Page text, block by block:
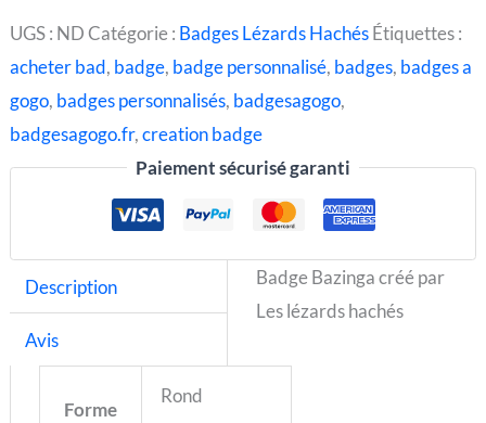
UGS : NDCatégorie : Badges Lézards HachésÉtiquettes :
acheter bad, badge, badge personnalisé, badges, badges a
gogo, badges personnalisés, badgesagogo,
badgesagogo.fr,creation badge
Paiement sécurisé garanti
Description
Avis
Badge Bazinga créé par
Les lézards hachés
Forme
Rond